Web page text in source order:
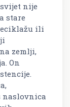
nije
stare
ili
zemlji,
On
naslovnica